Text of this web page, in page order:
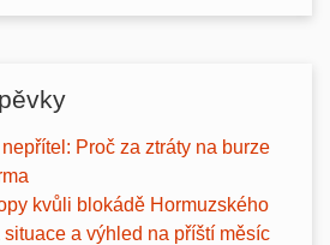
Proč za ztráty na burze
kvůli blokádě Hormuzského
a výhled na příští měsíc